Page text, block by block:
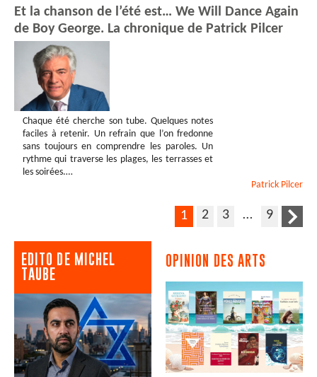
Et la chanson de l’été est… We Will Dance Again
de Boy George. La chronique de Patrick Pilcer
Chaque été cherche son tube. Quelques notes
faciles à retenir. Un refrain que l’on fredonne
sans toujours en comprendre les paroles. Un
rythme qui traverse les plages, les terrasses et
les soirées.…
Patrick Pilcer
1 2 3 … 9
EDITO DE MICHEL
TAUBE
OPINION DES ARTS